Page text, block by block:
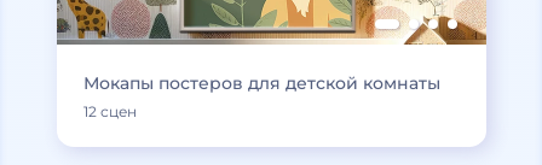
Мокапы постеров для детской комнаты
12 сцен